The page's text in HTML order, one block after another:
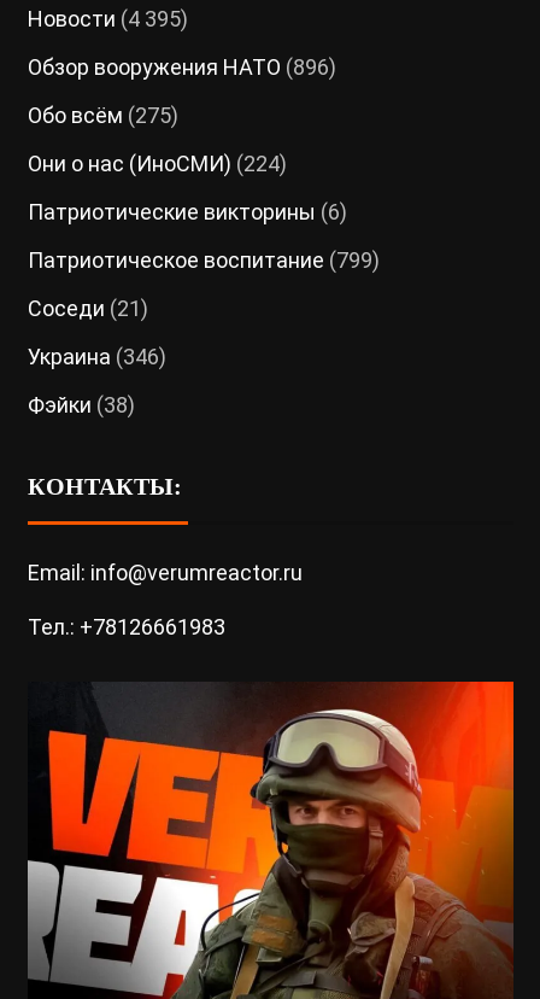
Новости (4 395)
Обзор вооружения НАТО (896)
Обо всём (275)
Они о нас (ИноСМИ) (224)
Патриотические викторины (6)
Патриотическое воспитание (799)
Соседи (21)
Украина (346)
Фэйки (38)
КОНТАКТЫ:
Email: info@verumreactor.ru
Тел.: +78126661983